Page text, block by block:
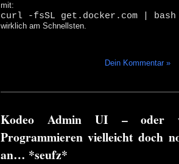
mit:
curl -fsSL get.docker.com | bash
wirklich am Schnellsten.
Dein Kommentar »
Kodeo Admin UI – oder
Programmieren vielleicht doch
an… *seufz*